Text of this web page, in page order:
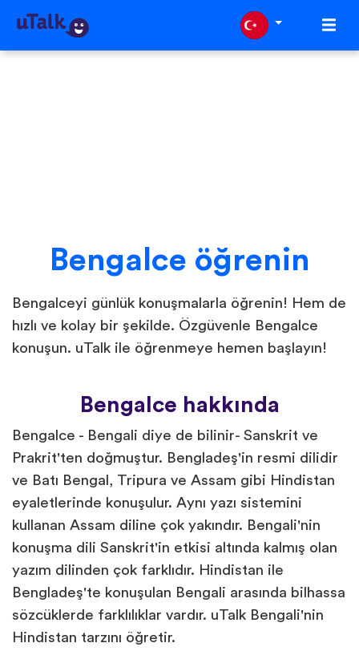
Bengalce öğrenin
Bengalceyi günlük konuşmalarla öğrenin! Hem de
hızlı ve kolay bir şekilde. Özgüvenle Bengalce
konuşun. uTalk ile öğrenmeye hemen başlayın!
Bengalce hakkında
Bengalce - Bengali diye de bilinir- Sanskrit ve
Prakrit'ten doğmuştur. Bengladeş'in resmi dilidir
ve Batı Bengal, Tripura ve Assam gibi Hindistan
eyaletlerinde konuşulur. Aynı yazı sistemini
kullanan Assam diline çok yakındır. Bengali'nin
konuşma dili Sanskrit'in etkisi altında kalmış olan
yazım dilinden çok farklıdır. Hindistan ile
Bengladeş'te konuşulan Bengali arasında bilhassa
sözcüklerde farklılıklar vardır. uTalk Bengali'nin
Hindistan tarzını öğretir.